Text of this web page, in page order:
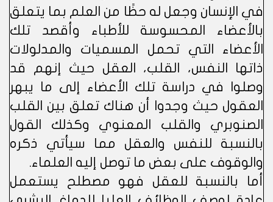
في الإنسان وجعل له حظًا من العلم بما يتعلق
بالأعضاء المحسوسة للأطباء وأقصد تلك
الأعضاء التي تحمل المسميات والمدلولات
ذاتها النفس، القلب، العقل حيث إنهم قد
وصلوا في دراسة تلك الأعضاء إلى ما يبهر
العقول حيث وجدوا أن هناك تعلق بين القلب
الصنوبري والقلب المعنوي وكذلك القول
بالنسبة للنفس والعقل مما سيأتي ذكره
والوقوف على بعض ما توصل إليه العلماء.
أما بالنسبة للعقل فهو مصطلح يستعمل